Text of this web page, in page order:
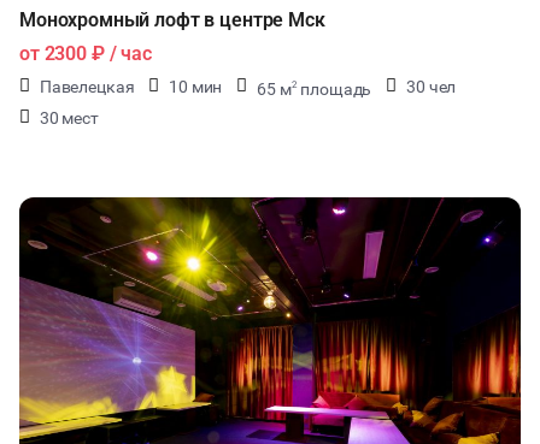
Монохромный лофт в центре Мск
от 2300 ₽/ час
Павелецкая 10 мин 65 м2 площадь
30 чел
30 мест